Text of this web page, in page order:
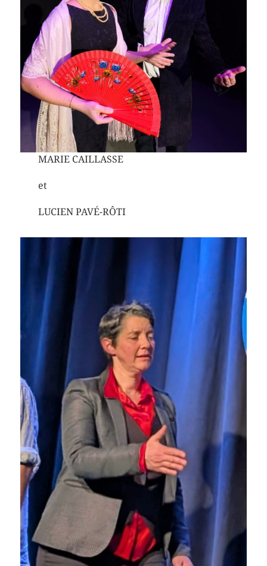
MARIE CAILLASSE
et
LUCIEN PAVÉ-RÔTI